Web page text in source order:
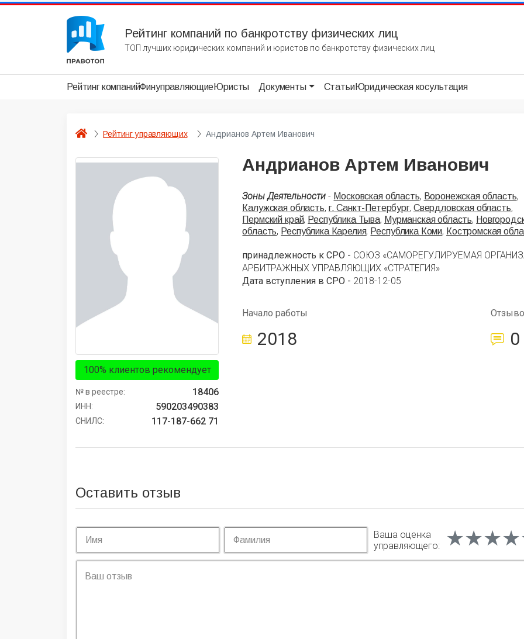
Рейтинг компаний по банкротству физических лиц
ТОП лучших юридических компаний и юристов по банкротству физических лиц
Рейтинг компанийФинуправляющиеЮристы Документы СтатьиЮридическая косультация
Рейтинг управляющих Андрианов Артем Иванович
100% клиентов рекомендует
№ в реестре: 18406
ИНН: 590203490383
СНИЛС: 117-187-662 71
Андрианов Артем Иванович
Зоны Деятельности - Московская область, Воронежская область,
Калужская область, г. Санкт-Петербург, Свердловская область,
Пермский край, Республика Тыва, Мурманская область,
область, Республика Карелия, Республика Коми, Костромская
принадлежность к СРО - СОЮЗ «САМОРЕГУЛИРУЕМАЯ
АРБИТРАЖНЫХ УПРАВЛЯЮЩИХ «СТРАТЕГИЯ»
Дата вступления в СРО - 2018-12-05
Начало работы
2018 0
Оставить отзыв
Ваша оценка
управляющего: